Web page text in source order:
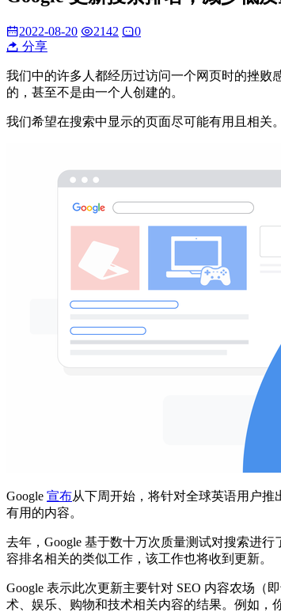
2022-08-20 2142
0
分享
我们中的许多人都经历过访问一个网页时的挫败
的，甚至不是由一个人创建的。
我们希望在搜索中显示的页面尽可能有用且相关
Google 宣布从下周开始，将针对全球英语用户
有用的内容。
去年，Google 基于数十万次质量测试对搜索进
容排名相关的类似工作，该工作也将收到更新。
Google 表示此次更新主要针对 SEO 内容农场
术、娱乐、购物和技术相关内容的结果。例如，